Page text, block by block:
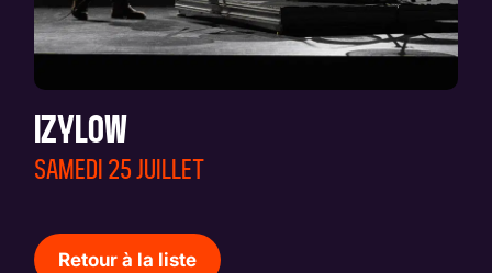
IZYLOW
SAMEDI 25 JUILLET
Retour à la liste